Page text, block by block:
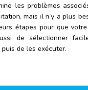
les problèmes
mais il n’y a plus
étapes pour que
de sélectionner
de les exécuter.